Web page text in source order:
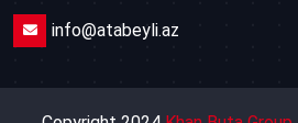
info@atabeyli.az